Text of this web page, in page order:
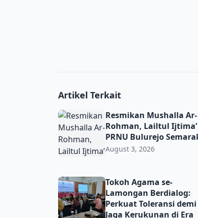
Artikel Terkait
Resmikan Mushalla Ar-Rohman,
Resmikan Mushalla Ar-
Rohman, Lailtul Ijtima’
PRNU Bulurejo
August 3, 2026
Tokoh Agama se-Lamongan
Tokoh Agama se-
Lamongan Berdialog:
Perkuat Toleransi demi
Jaga Kerukunan di Era